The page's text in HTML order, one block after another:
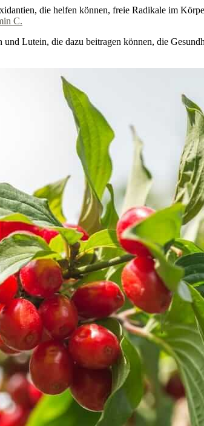
die helfen können, freie Radikale im
C.
Lutein, die dazu beitragen können, die